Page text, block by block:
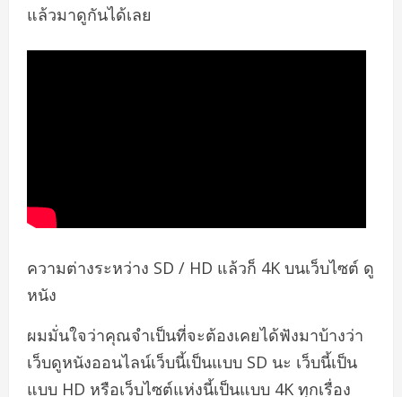
แล้วมาดูกันได้เลย
ความต่างระหว่าง SD / HD แล้วก็ 4K บนเว็บไซต์ ดู
หนัง
ผมมั่นใจว่าคุณจำเป็นที่จะต้องเคยได้ฟังมาบ้างว่า
เว็บดูหนังออนไลน์เว็บนี้เป็นแบบ SD นะ เว็บนี้เป็น
แบบ HD หรือเว็บไซต์แห่งนี้เป็นแบบ 4K ทุกเรื่อง